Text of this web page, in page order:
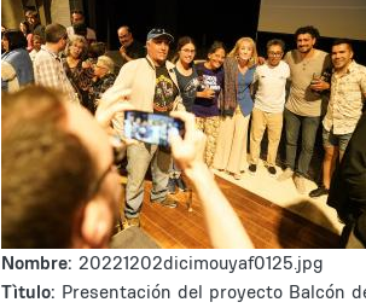
Nombre: 20221202dicimouyaf0125.jpg
Tìtulo: Presentación del proyecto Balcón